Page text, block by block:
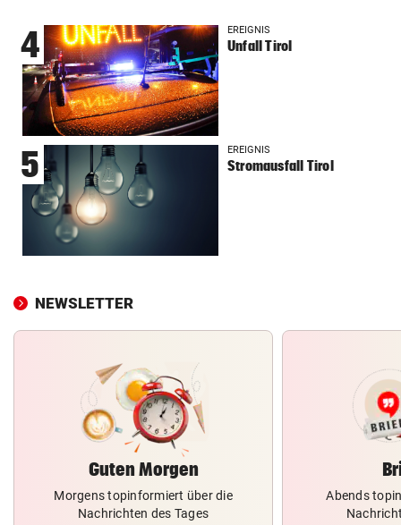
4 EREIGNIS
Unfall Tirol
5 EREIGNIS
Stromausfall Tirol
NEWSLETTER
Guten Morgen
Morgens topinformiert über die
Nachrichten des Tages
Abends